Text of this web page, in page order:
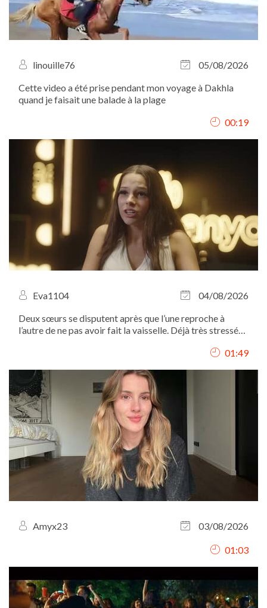
linouille76
05/08/2026
Cette video a été prise pendant mon voyage à Dakhla
quand je faisait une balade à la plage
00:19
Eva1104
04/08/2026
Deux sœurs se disputent après que l’une reproche à
l’autre de ne pas avoir fait la vaisselle. Déjà très stressée
01:49
Amyx23 03/08/2026
01:03